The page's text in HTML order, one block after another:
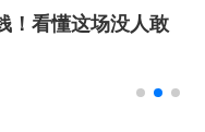
！看懂这场没人敢